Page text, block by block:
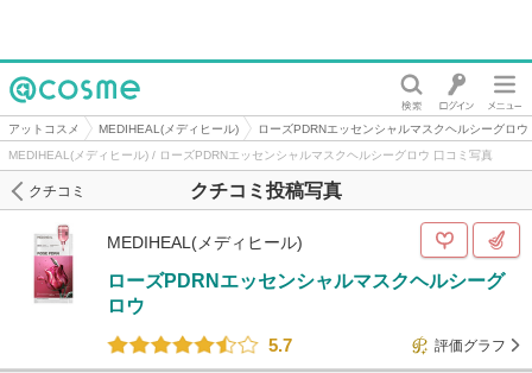
@cosme
アットコスメ MEDIHEAL(メディヒール)
ローズPDRNエッセンシャルマスクヘルシーグロウ
MEDIHEAL(メディヒール) / ローズPDRNエッセンシャルマスクヘルシーグロウ 口コミ写真
クチコミ投稿写真
クチコミ
MEDIHEAL(メディヒール)
ローズPDRNエッセンシャルマスクヘルシーグ
ロウ
5.7
評価グラフ